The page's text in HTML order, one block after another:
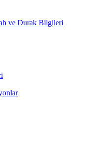
ve Durak Bilgileri